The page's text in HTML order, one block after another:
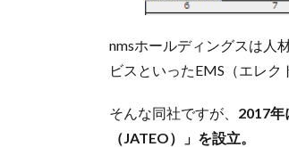
nmsホールディングスは人
ビスといったEMS（エレ
そんな同社ですが、 2017年
（JATEO）」を設立。